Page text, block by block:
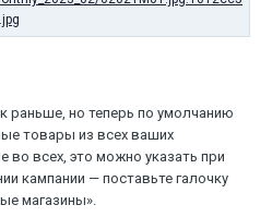
раньше, но теперь по умолчанию
товары из всех ваших
во всех, это можно указать при
кампании — поставьте галочку
магазины».